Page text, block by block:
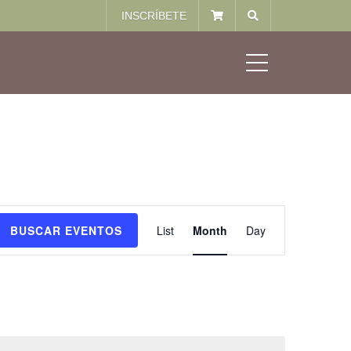
INSCRÍBETE
MENU
BUSCAR EVENTOS
de
vistas
List Month Day